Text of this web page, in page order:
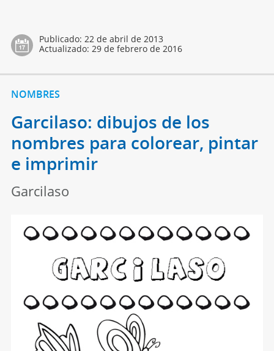
Publicado: 22 de abril de 2013
Actualizado: 29 de febrero de 2016
NOMBRES
Garcilaso: dibujos de los
nombres para colorear, pintar
e imprimir
Garcilaso